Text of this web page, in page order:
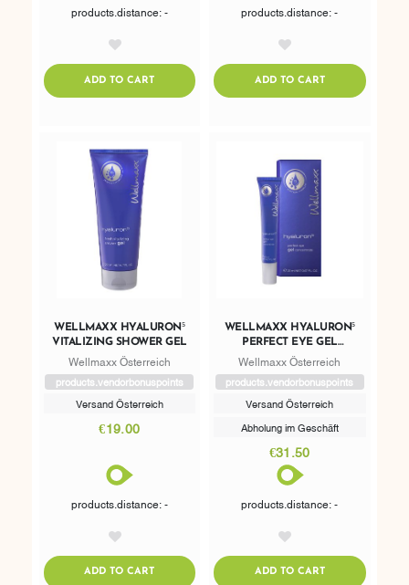
products.distance: -
ADD TO CARTADDTOCART
products.distance: -
ADD TO CARTADDTOCART
WELLMAXX HYALURON⁵
VITALIZING SHOWER GEL
Wellmaxx Österreich
products.vendorbonuspoints
Versand Österreich
€19.00
products.distance: -
ADD TO CARTADDTOCART
WELLMAXX HYALURON⁵
PERFECT EYE GEL
CONCENTRATE
Wellmaxx Österreich
products.vendorbonuspoints
Versand Österreich
Abholung im Geschäft
€31.50
products.distance: -
ADD TO CARTADDTOCART